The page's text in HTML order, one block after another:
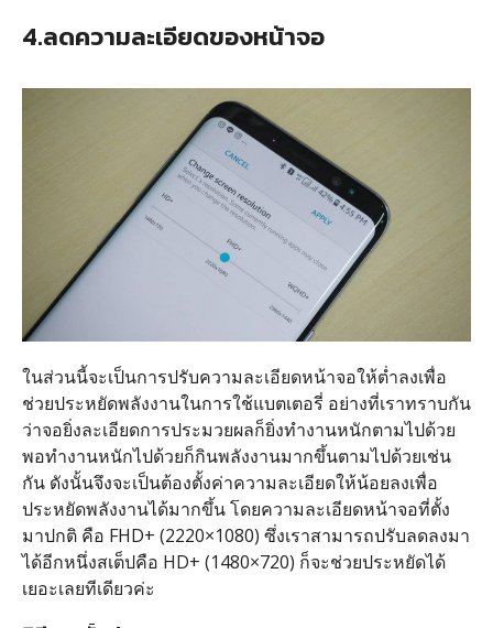
4.ลดความละเอียดของหน้าจอ
ในส่วนนี้จะเป็นการปรับความละเอียดหน้าจอให้ต่ำลงเพื่อ
ช่วยประหยัดพลังงานในการใช้แบตเตอรี่ อย่างที่เราทราบกัน
ว่าจอยิ่งละเอียดการประมวยผลก็ยิ่งทำงานหนักตามไปด้วย
พอทำงานหนักไปด้วยก็กินพลังงานมากขึ้นตามไปด้วยเช่น
กัน ดังนั้นจึงจะเป็นต้องตั้งค่าความละเอียดให้น้อยลงเพื่อ
ประหยัดพลังงานได้มากขึ้น โดยความละเอียดหน้าจอที่ตั้ง
มาปกติ คือ FHD+ (2220×1080) ซึ่งเราสามารถปรับลดลงมา
ได้อีกหนึ่งสเต็ปคือ HD+ (1480×720) ก็จะช่วยประหยัดได้
เยอะเลยทีเดียวค่ะ